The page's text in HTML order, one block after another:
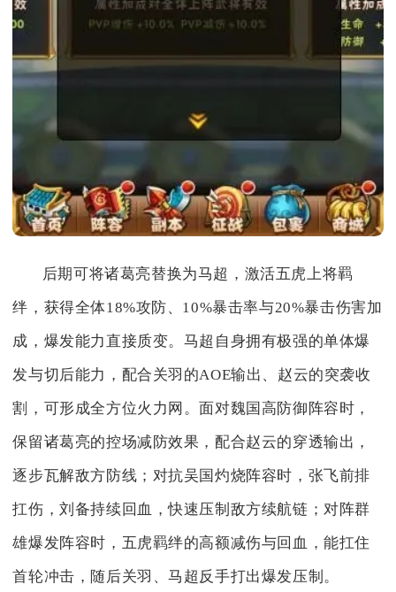
后期可将诸葛亮替换为马超，激活五虎上将羁
绊，获得全体18%攻防、10%暴击率与20%暴击伤害加
成，爆发能力直接质变。马超自身拥有极强的单体爆
发与切后能力，配合关羽的AOE输出、赵云的突袭收
割，可形成全方位火力网。面对魏国高防御阵容时，
保留诸葛亮的控场减防效果，配合赵云的穿透输出，
逐步瓦解敌方防线；对抗吴国灼烧阵容时，张飞前排
扛伤，刘备持续回血，快速压制敌方续航链；对阵群
雄爆发阵容时，五虎羁绊的高额减伤与回血，能扛住
首轮冲击，随后关羽、马超反手打出爆发压制。